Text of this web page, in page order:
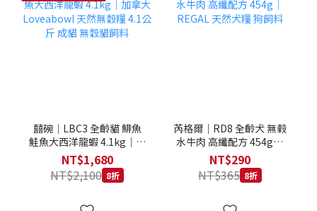
囍碗｜LBC3 全齡貓 鯡魚
鮭魚大西洋龍蝦 4.1kg｜加
拿大 Loveabowl 天然無穀
糧 4.1公斤 成貓 無穀貓飼
料
NT$1,680
NT$2,100 8折
芮格爾｜RD8 全齡犬 無榖
水牛肉 高纖配方 454g｜
REGAL 天然犬糧 狗飼料
NT$290
NT$365 8折